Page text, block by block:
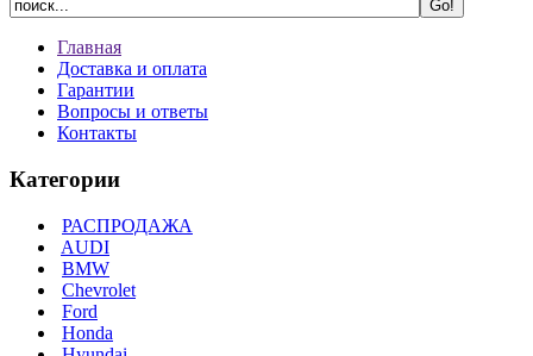
Главная
Доставка и оплата
Гарантии
Вопросы и ответы
Контакты
Категории
РАСПРОДАЖА
AUDI
BMW
Chevrolet
Ford
Honda